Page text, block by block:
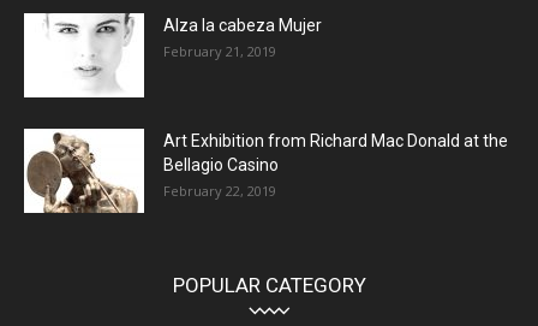
Alza la cabeza Mujer
February 21, 2019
Art Exhibition from Richard Mac Donald at the
Bellagio Casino
February 22, 2019
POPULAR CATEGORY